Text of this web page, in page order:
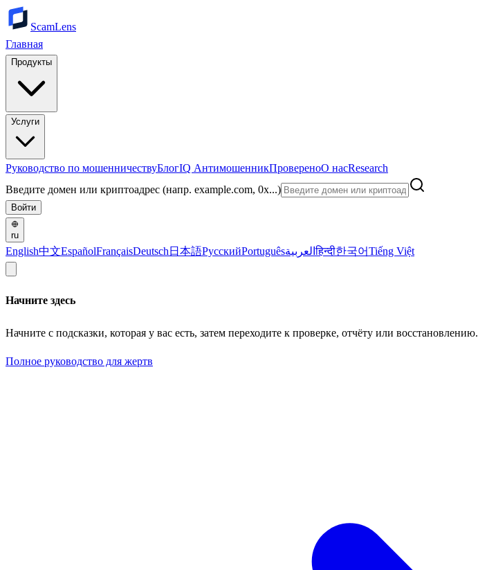
ScamLens
Главная
Продукты
Услуги
Руководство по мошенничествуБлогIQ АнтимошенникПровереноО насResearch
Введите домен или криптоадрес (напр. example.com, 0x...)
Войти
ru
English中文EspañolFrançaisDeutsch 日本語РусскийPortuguêsالعربيةहिन्दी한국어Tiếng Việt
Начните здесь
Начните с подсказки, которая у вас есть, затем переходите к проверке, отчёту или восстановлению.
Полное руководство для жертв